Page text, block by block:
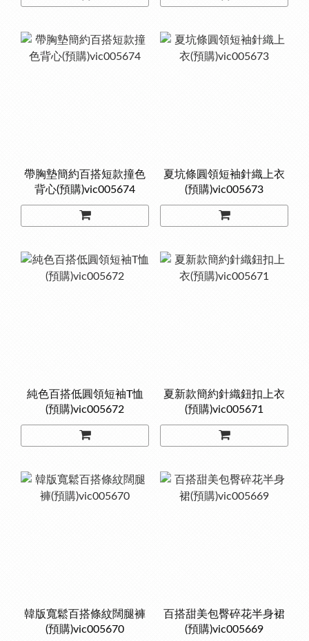
帶胸墊簡約百搭短款撞色
背心(預購)vic005674
夏坑條圓領短袖針織上衣
(預購)vic005673
純色百搭低圓領短袖T恤
(預購)vic005672
夏新款簡約針織鈕扣上衣
(預購)vic005671
韓版寬鬆百搭條紋闊腿褲
(預購)vic005670
百搭甜美包臀碎花半身裙
(預購)vic005669